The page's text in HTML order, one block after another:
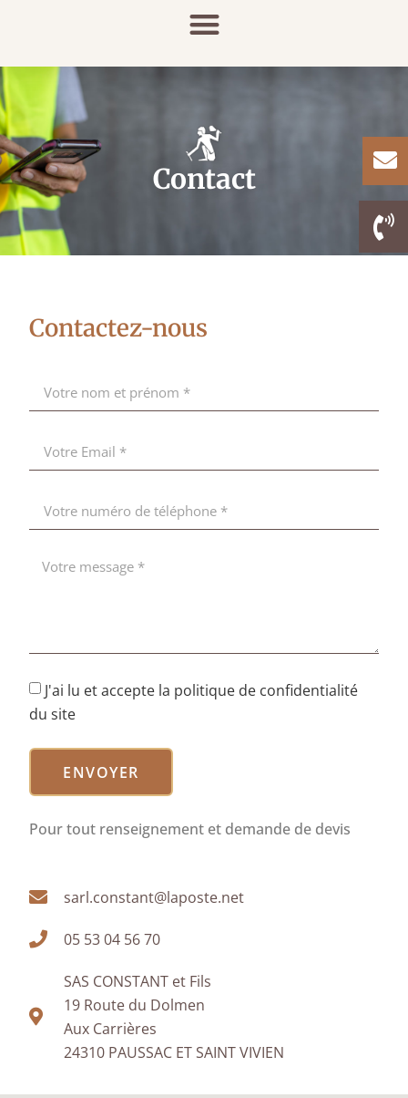
Contact
Contactez-nous
J'ai lu et accepte la politique de confidentialité
du site
ENVOYER
Pour tout renseignement et demande de devis
sarl.constant@laposte.net
05 53 04 56 70
SAS CONSTANT et Fils
19 Route du Dolmen
Aux Carrières
24310 PAUSSAC ET SAINT VIVIEN